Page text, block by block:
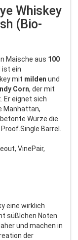
Whiskey
(Bio-
Maische aus 100
ist ein
mit milden und
Corn, der mit
Er eignet sich
Manhattan,
Würze die
Barrel.
VinePair,
eine wirklich
süßlchen Noten
und machen in
der